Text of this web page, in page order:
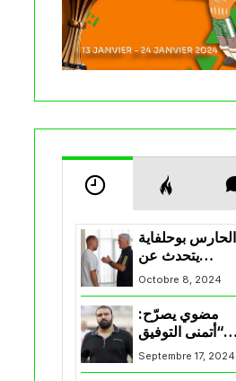
الحارس بوحلفاية
يتحدث عن
طموحاته مع
المنتخب و شباب
قسنطينة
Octobre 8, 2024
مضوي يصرّح:
“أتمنى التوفيق
لممثلي الكرة
الجزائرية في
Septembre 17, 2024